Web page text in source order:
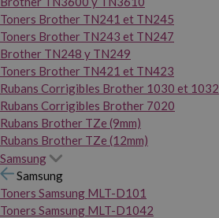
Toners Brother TN241 et TN245
Toners Brother TN243 et TN247
Brother TN248 y TN249
Toners Brother TN421 et TN423
Rubans Corrigibles Brother 1030 et 1032
Rubans Corrigibles Brother 7020
Rubans Brother TZe (9mm)
Rubans Brother TZe (12mm)
Samsung
Samsung
Toners Samsung MLT-D101
Toners Samsung MLT-D1042